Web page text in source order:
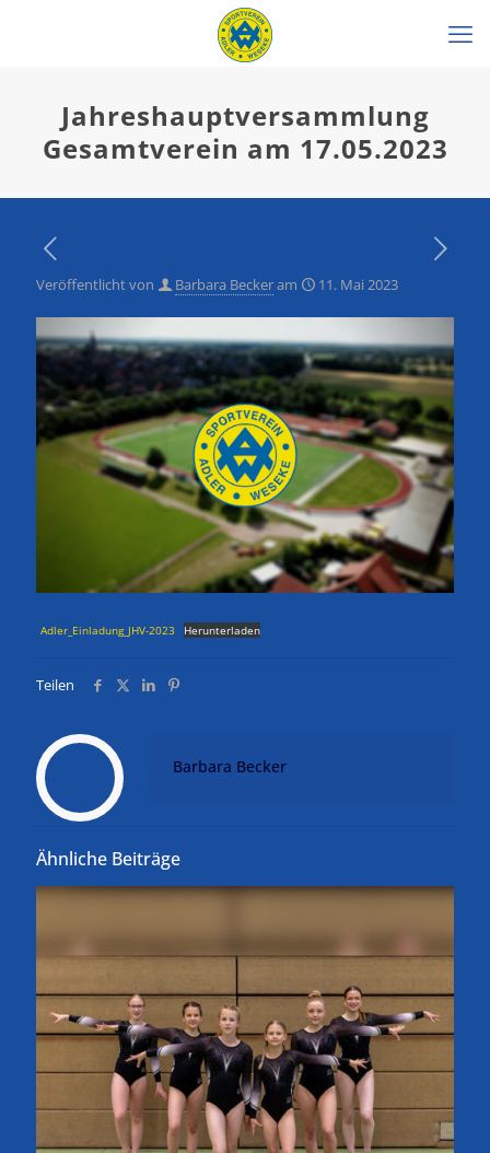
Jahreshauptversammlung
Gesamtverein am 17.05.2023
Veröffentlicht von Barbara Beckeram 11. Mai 2023
Adler_Einladung_JHV-2023 Herunterladen
Teilen
Barbara Becker
Ähnliche Beiträge